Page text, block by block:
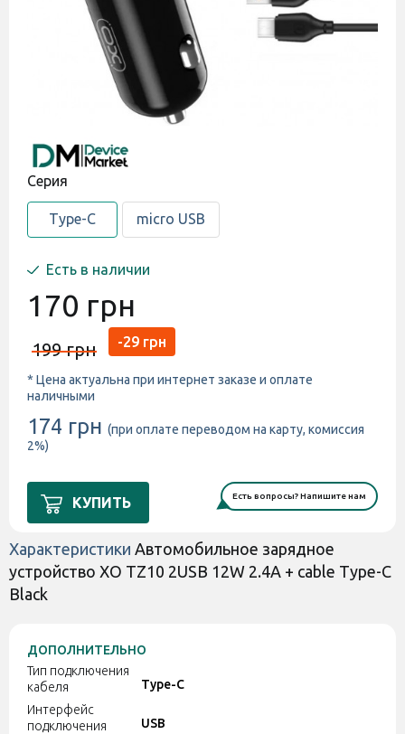
Cерия
Type-C micro USB
Есть в наличии
170 грн
199 грн -29 грн
* Цена актуальна при интернет заказе и оплате
наличными
174 грн (при оплате переводом на карту, комиссия
2%)
КУПИТЬ Есть вопросы? Напишите нам
Характеристики Автомобильное зарядное
устройство XO TZ10 2USB 12W 2.4A + cable Type-C
Black
ДОПОЛНИТЕЛЬНО
Тип подключения
кабеля
Type-C
Интерфейс
подключения
USB